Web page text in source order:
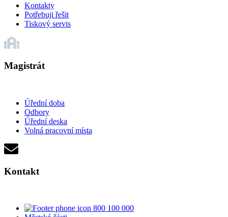
Kontakty
Potřebuji řešit
Tiskový servis
Magistrát
Úřední doba
Odbory
Úřední deska
Volná pracovní místa
Kontakt
800 100 000